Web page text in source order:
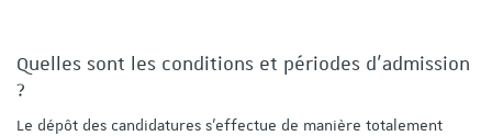
Quelles sont les conditions et périodes d'admission
?
Le dépôt des candidatures s'effectue de manière totalement